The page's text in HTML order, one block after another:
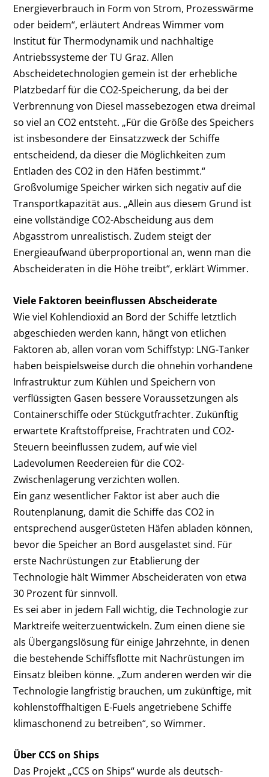
Energieverbrauch in Form von Strom, Prozesswärme
oder beidem“, erläutert Andreas Wimmer vom
Institut für Thermodynamik und nachhaltige
Antriebssysteme der TU Graz. Allen
Abscheidetechnologien gemein ist der erhebliche
Platzbedarf für die CO2-Speicherung, da bei der
Verbrennung von Diesel massebezogen etwa dreimal
so viel an CO2 entsteht. „Für die Größe des Speichers
ist insbesondere der Einsatzzweck der Schiffe
entscheidend, da dieser die Möglichkeiten zum
Entladen des CO2 in den Häfen bestimmt.“
Großvolumige Speicher wirken sich negativ auf die
Transportkapazität aus. „Allein aus diesem Grund ist
eine vollständige CO2-Abscheidung aus dem
Abgasstrom unrealistisch. Zudem steigt der
Energieaufwand überproportional an, wenn man die
Abscheideraten in die Höhe treibt“, erklärt Wimmer.
Viele Faktoren beeinflussen Abscheiderate
Wie viel Kohlendioxid an Bord der Schiffe letztlich
abgeschieden werden kann, hängt von etlichen
Faktoren ab, allen voran vom Schiffstyp: LNG-Tanker
haben beispielsweise durch die ohnehin vorhandene
Infrastruktur zum Kühlen und Speichern von
verflüssigten Gasen bessere Voraussetzungen als
Containerschiffe oder Stückgutfrachter. Zukünftig
erwartete Kraftstoffpreise, Frachtraten und CO2-
Steuern beeinflussen zudem, auf wie viel
Ladevolumen Reedereien für die CO2-
Zwischenlagerung verzichten wollen.
Ein ganz wesentlicher Faktor ist aber auch die
Routenplanung, damit die Schiffe das CO2 in
entsprechend ausgerüsteten Häfen abladen können,
bevor die Speicher an Bord ausgelastet sind. Für
erste Nachrüstungen zur Etablierung der
Technologie hält Wimmer Abscheideraten von etwa
30 Prozent für sinnvoll.
Es sei aber in jedem Fall wichtig, die Technologie zur
Marktreife weiterzuentwickeln. Zum einen diene sie
als Übergangslösung für einige Jahrzehnte, in denen
die bestehende Schiffsflotte mit Nachrüstungen im
Einsatz bleiben könne. „Zum anderen werden wir die
Technologie langfristig brauchen, um zukünftige, mit
kohlenstoffhaltigen E-Fuels angetriebene Schiffe
klimaschonend zu betreiben“, so Wimmer.
Über CCS on Ships
Das Projekt „CCS on Ships“ wurde als deutsch-